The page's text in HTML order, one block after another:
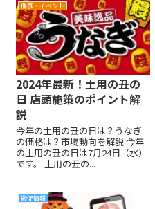
催事・イベント
2024年最新！土用の丑の
日 店頭施策のポイント解
説
今年の土用の丑の日は？うなぎ
の価格は？市場動向を解説 今年
の土用の丑の日は7月24日（水）
です。 土用の丑の...
販促情報